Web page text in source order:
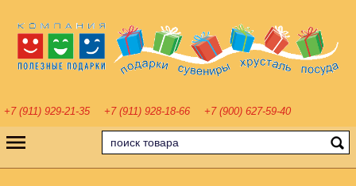
+7 (911) 929-21-35 +7 (911) 928-18-66 +7 (900) 627-59-40